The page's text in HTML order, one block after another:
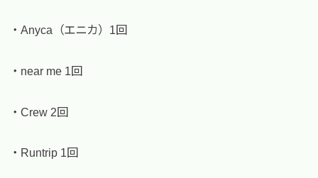
・Anyca（エニカ）1回
・near me 1回
・Crew 2回
・Runtrip 1回